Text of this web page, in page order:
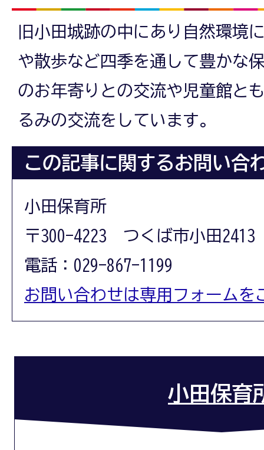
旧小田城跡の中にあり自然環境
や散歩など四季を通して豊かな
のお年寄りとの交流や児童館と
るみの交流をしています。
この記事に関するお問い合
小田保育所
〒300-4223 つくば市小田2413
電話：029-867-1199
お問い合わせは専用フォームを
小田保育